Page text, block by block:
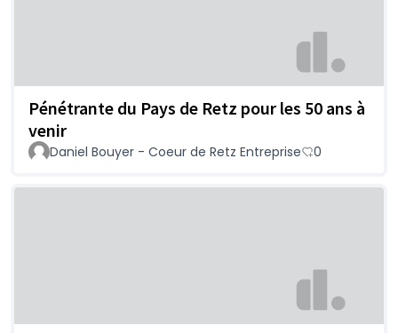
Pénétrante du Pays de Retz pour les 50 ans à
venir
Daniel Bouyer - Coeur de Retz Entreprise 0